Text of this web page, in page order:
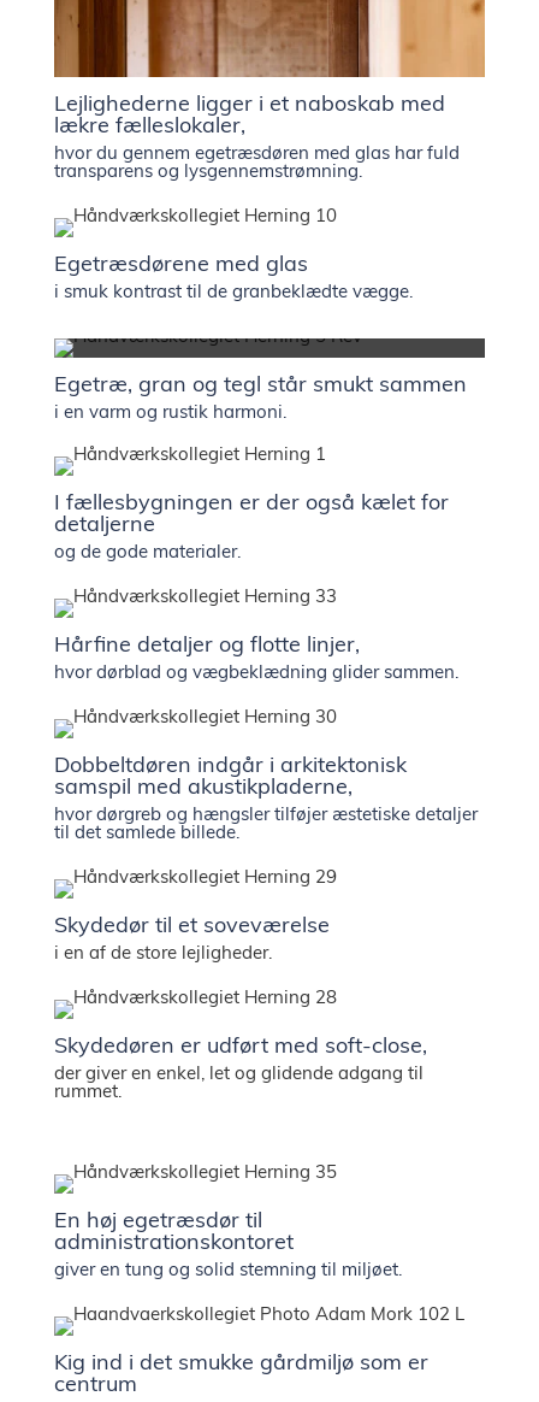
Lejlighederne ligger i et naboskab med
lækre fælleslokaler,
hvor du gennem egetræsdøren med glas har fuld
transparens og lysgennemstrømning.
Egetræsdørene med glas
i smuk kontrast til de granbeklædte vægge.
Egetræ, gran og tegl står smukt sammen
i en varm og rustik harmoni.
I fællesbygningen er der også kælet for
detaljerne
og de gode materialer.
Hårfine detaljer og flotte linjer,
hvor dørblad og vægbeklædning glider sammen.
Dobbeltdøren indgår i arkitektonisk
samspil med akustikpladerne,
hvor dørgreb og hængsler tilføjer æstetiske detaljer
til det samlede billede.
Skydedør til et soveværelse
i en af de store lejligheder.
Skydedøren er udført med soft-close,
der giver en enkel, let og glidende adgang til
rummet.
En høj egetræsdør til
administrationskontoret
giver en tung og solid stemning til miljøet.
Kig ind i det smukke gårdmiljø som er
centrum